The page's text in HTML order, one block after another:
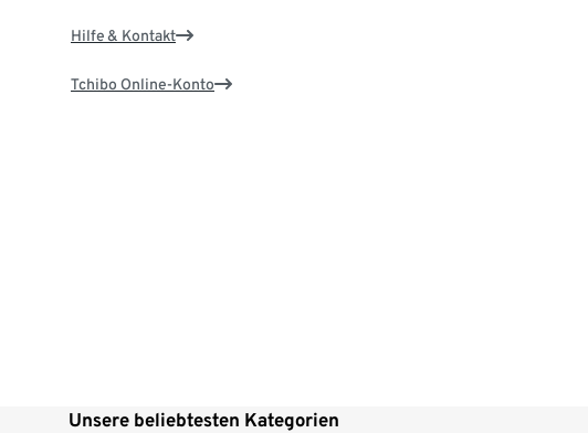
Hilfe & Kontakt
Tchibo Online-Konto
Unsere beliebtesten Kategorien